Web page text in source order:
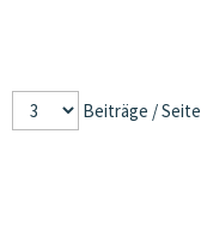
Beiträge / Seite